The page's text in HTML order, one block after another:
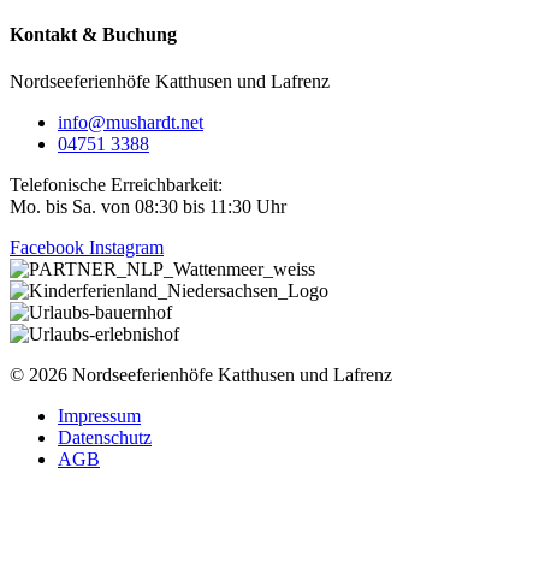
Kontakt & Buchung
Nordseeferienhöfe Katthusen und Lafrenz
info@mushardt.net
04751 3388
Telefonische Erreichbarkeit:
Mo. bis Sa. von 08:30 bis 11:30 Uhr
Facebook Instagram
© 2026 Nordseeferienhöfe Katthusen und Lafrenz
Impressum
Datenschutz
AGB